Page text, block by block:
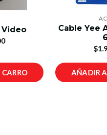
Video
Cable Yee
6
AÑADIR